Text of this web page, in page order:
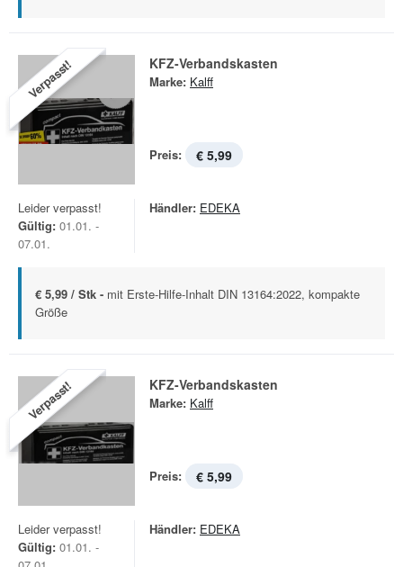
Verpasst! KFZ-Verbandskasten
Marke: Kalff
Preis: € 5,99
Leider verpasst!
Gültig: 01.01. -
07.01.
Händler: EDEKA
€ 5,99 / Stk - mit Erste-Hilfe-Inhalt DIN 13164:2022, kompakte
Größe
Verpasst! KFZ-Verbandskasten
Marke: Kalff
Preis: € 5,99
Leider verpasst!
Gültig: 01.01. -
Händler: EDEKA